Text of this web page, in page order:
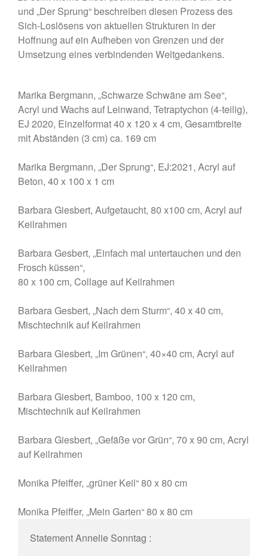
und „Der Sprung“ beschreiben diesen Prozess des
Sich-Loslösens von aktuellen Strukturen in der
Hoffnung auf ein Aufheben von Grenzen und der
Umsetzung eines verbindenden Weltgedankens.
Marika Bergmann, „Schwarze Schwäne am See“,
Acryl und Wachs auf Leinwand, Tetraptychon (4-teilig),
EJ 2020, Einzelformat 40 x 120 x 4 cm, Gesamtbreite
mit Abständen (3 cm) ca. 169 cm
Marika Bergmann, „Der Sprung“, EJ:2021, Acryl auf
Beton, 40 x 100 x 1 cm
Barbara Giesbert, Aufgetaucht, 80 x100 cm, Acryl auf
Keilrahmen
Barbara Gesbert, „Einfach mal untertauchen und den
Frosch küssen“,
80 x 100 cm, Collage auf Keilrahmen
Barbara Gesbert, „Nach dem Sturm“, 40 x 40 cm,
Mischtechnik auf Keilrahmen
Barbara Giesbert, „Im Grünen“, 40×40 cm, Acryl auf
Keilrahmen
Barbara Giesbert, Bamboo, 100 x 120 cm,
Mischtechnik auf Keilrahmen
Barbara Giesbert, „Gefäße vor Grün“, 70 x 90 cm, Acryl
auf Keilrahmen
Monika Pfeiffer, „grüner Keil“ 80 x 80 cm
Monika Pfeiffer, „Mein Garten“ 80 x 80 cm
Statement Annelie Sonntag :